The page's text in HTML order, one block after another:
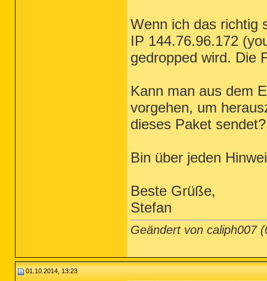
Wenn ich das richtig
IP 144.76.96.172
gedropped wird. Die
Kann man aus dem
vorgehen, um
dieses Paket sendet?
Bin über jeden
Beste Grüße,
Stefan
Geändert von caliph007
01.10.2014, 13:23